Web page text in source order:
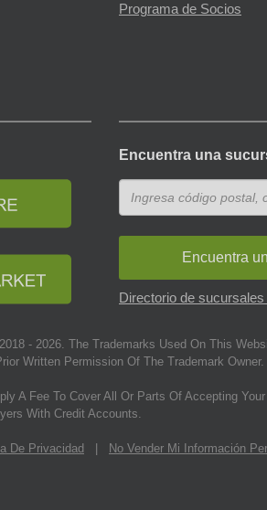
Programa de Socios
Encuentra una
Encuentra
Directorio de
- 2026 . The Trademarks Used On This
Written Permission Of The Trademark Owner.
A Fee To Cover All Or Parts Of Accepting
With Credit Accounts.
De Privacidad | No Vender Mi Información